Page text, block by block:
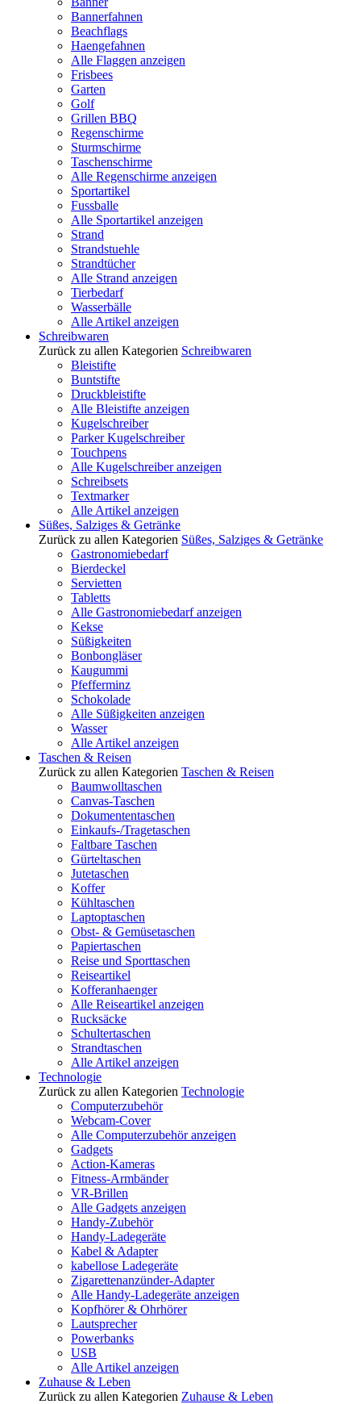
Bannerfahnen
Beachflags
Haengefahnen
Alle Flaggen anzeigen
Frisbees
Garten
Golf
Grillen BBQ
Regenschirme
Sturmschirme
Taschenschirme
Alle Regenschirme anzeigen
Sportartikel
Fussballe
Alle Sportartikel anzeigen
Strand
Strandstuehle
Strandtücher
Alle Strand anzeigen
Tierbedarf
Wasserbälle
Alle Artikel anzeigen
Schreibwaren
Zurück zu allen Kategorien Schreibwaren
Bleistifte
Buntstifte
Druckbleistifte
Alle Bleistifte anzeigen
Kugelschreiber
Parker Kugelschreiber
Touchpens
Alle Kugelschreiber anzeigen
Schreibsets
Textmarker
Alle Artikel anzeigen
Süßes, Salziges & Getränke
Zurück zu allen Kategorien Süßes, Salziges & Getränke
Gastronomiebedarf
Bierdeckel
Servietten
Tabletts
Alle Gastronomiebedarf anzeigen
Kekse
Süßigkeiten
Bonbongläser
Kaugummi
Pfefferminz
Schokolade
Alle Süßigkeiten anzeigen
Wasser
Alle Artikel anzeigen
Taschen & Reisen
Zurück zu allen Kategorien Taschen & Reisen
Baumwolltaschen
Canvas-Taschen
Dokumententaschen
Einkaufs-/Tragetaschen
Faltbare Taschen
Gürteltaschen
Jutetaschen
Koffer
Kühltaschen
Laptoptaschen
Obst- & Gemüsetaschen
Papiertaschen
Reise und Sporttaschen
Reiseartikel
Kofferanhaenger
Alle Reiseartikel anzeigen
Rucksäcke
Schultertaschen
Strandtaschen
Alle Artikel anzeigen
Technologie
Zurück zu allen Kategorien Technologie
Computerzubehör
Webcam-Cover
Alle Computerzubehör anzeigen
Gadgets
Action-Kameras
Fitness-Armbänder
VR-Brillen
Alle Gadgets anzeigen
Handy-Zubehör
Handy-Ladegeräte
Kabel & Adapter
kabellose Ladegeräte
Zigarettenanzünder-Adapter
Alle Handy-Ladegeräte anzeigen
Kopfhörer & Ohrhörer
Lautsprecher
Powerbanks
USB
Alle Artikel anzeigen
Zuhause & Leben
Zurück zu allen Kategorien Zuhause & Leben